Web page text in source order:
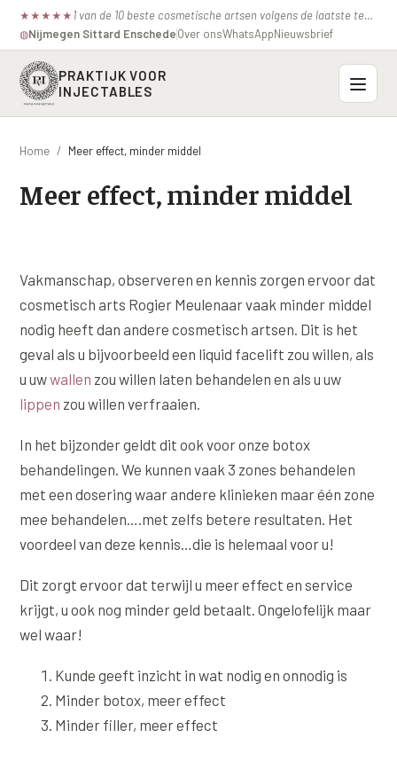
★ ★ ★ ★ ★ 1 van de 10 beste cosmetische artsen volgens de laatste test van de consumentenbond.
◍Nijmegen·Sittard·EnschedeOver onsWhatsAppNieuwsbrief
PRAKTIJK VOOR
INJECTABLES
Probleemzones
Wenkbrauwen
Kraaienpootjes
Hangende oogleden
Donkere kringen onder de ogen
Traangoot en wallen
Ingevallen slapen
MIDDEN & MOND
Lippen
Nasolabiale plooi
Marionetlijnen
Verticale liplijntjes
Neus
Onze behandelingen
Bocouture
Azzalure
Belotero
Ellansé
Juvéderm Voluma
Juvéderm Volux
Juvéderm Volift
Profhilo
Prostrolane
Radiesse
Restylane
Hangende Huid Profiel
Extreme Huidverslapping Profiel
Structuur Verlies Profiel
Erfelijke Jowl Profiel
HORMONAAL / METABOOL
Insuline Zwelling Profiel
Menopauze Veroudering profiel
HUIDPROBLEMEN
Overgevoelige Huid Profiel
Chronische ontstekingsprofiel
Prijzen
Contact
Online boeken
◍ Nijmegen◍Sittard◍Enschede
085 40 13 678
Home / Meer effect, minder middel
Meer effect, minder middel
Vakmanschap, observeren en kennis zorgen ervoor dat
cosmetisch arts Rogier Meulenaar vaak minder middel
nodig heeft dan andere cosmetisch artsen. Dit is het
geval als u bijvoorbeeld een liquid facelift zou willen, als
u uwwallen zou willen laten behandelen en als u uw
lippen zou willen verfraaien.
In het bijzonder geldt dit ook voor onze botox
behandelingen. We kunnen vaak 3 zones behandelen
met een dosering waar andere klinieken maar één zone
mee behandelen….met zelfs betere resultaten. Het
voordeel van deze kennis…die is helemaal voor u!
Dit zorgt ervoor dat terwijl u meer effect en service
krijgt, u ook nog minder geld betaalt. Ongelofelijk maar
wel waar!
Kunde geeft inzicht in wat nodig en onnodig is
Minder botox, meer effect
Minder filler, meer effect